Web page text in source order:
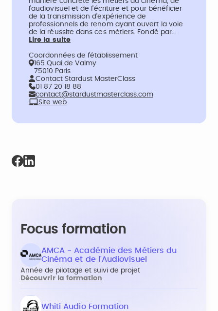
l’audiovisuel et de l’écriture et pour bénéficier
de la transmission d’expérience de
professionnels de renom ayant ouvert la voie
de la réussite dans ces métiers. Fondé par…
Lire la suite
Coordonnées de l’établissement
165 Quai de Valmy
75010 Paris
Contact Stardust MasterClass
01 87 20 18 88
contact@stardustmasterclass.com
Site web
Focus formation
AMCA - Académie des Métiers du
Cinéma et de l'Audiovisuel
Année de pilotage et suivi de projet
Découvrir la formation
Whiti Audio Formation